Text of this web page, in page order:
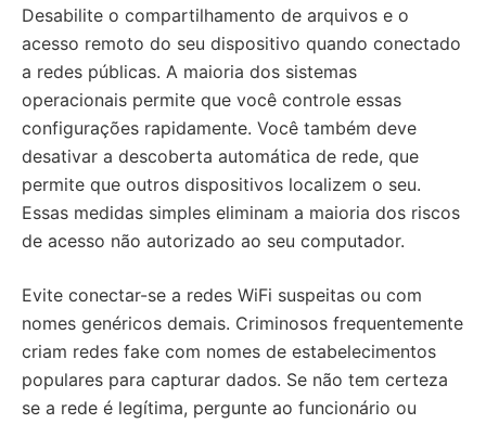
Desabilite o compartilhamento de arquivos e o
acesso remoto do seu dispositivo quando conectado
a redes públicas. A maioria dos sistemas
operacionais permite que você controle essas
configurações rapidamente. Você também deve
desativar a descoberta automática de rede, que
permite que outros dispositivos localizem o seu.
Essas medidas simples eliminam a maioria dos riscos
de acesso não autorizado ao seu computador.
Evite conectar-se a redes WiFi suspeitas ou com
nomes genéricos demais. Criminosos frequentemente
criam redes fake com nomes de estabelecimentos
populares para capturar dados. Se não tem certeza
se a rede é legítima, pergunte ao funcionário ou